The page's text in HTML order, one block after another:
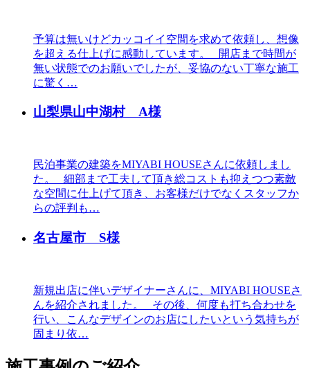
予算は無いけどカッコイイ空間を求めて依頼し、想像
を超える仕上げに感動しています。 開店まで時間が
無い状態でのお願いでしたが、妥協のない丁寧な施工
に驚く…
山梨県山中湖村 A様
民泊事業の建築をMIYABI HOUSEさんに依頼しまし
た。 細部まで工夫して頂き総コストも抑えつつ素敵
な空間に仕上げて頂き、お客様だけでなくスタッフか
らの評判も…
名古屋市 S様
新規出店に伴いデザイナーさんに、MIYABI HOUSEさ
んを紹介されました。 その後、何度も打ち合わせを
行い、こんなデザインのお店にしたいという気持ちが
固まり依…